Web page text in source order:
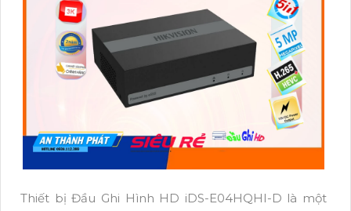
Thiết bị Đầu Ghi Hình HD iDS-E04HQHI-D là một